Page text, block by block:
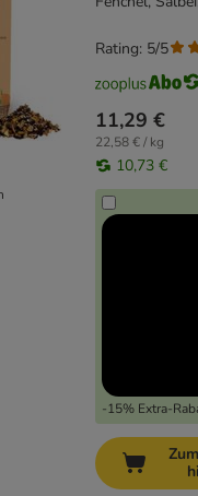
11,29 €
22,58 € / kg
10,73 €
-15% Extra-
Rating: 5/5